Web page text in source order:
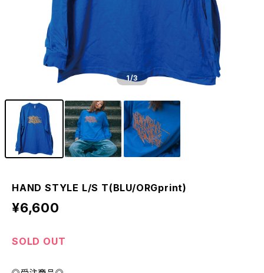
1/3
HAND STYLE L/S T(BLU/ORGprint)
¥6,600
SOLD OUT